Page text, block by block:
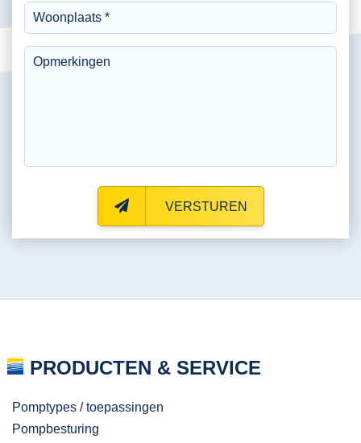
VERSTUREN
PRODUCTEN & SERVICE
Pomptypes / toepassingen
Pompbesturing